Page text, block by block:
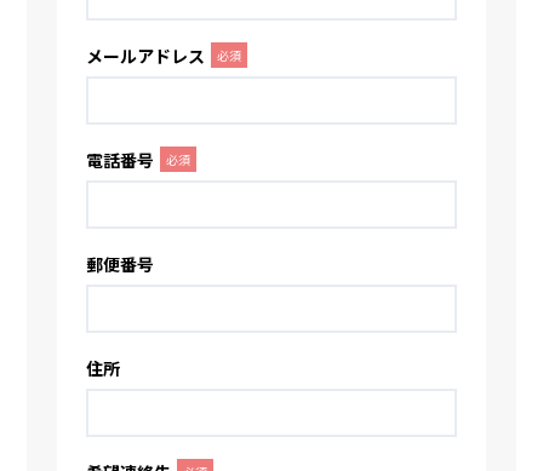
メールアドレス 必須
電話番号 必須
郵便番号
住所